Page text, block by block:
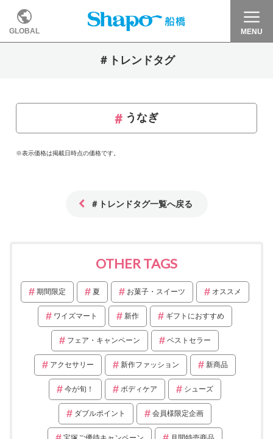
GLOBAL MENU
＃トレンドタグ
うなぎ
※表示価格は掲載日時点の価格です。
＃トレンドタグ一覧へ戻る
OTHER TAGS
期間限定 夏 お菓子・スイーツ オススメ
ワイズマート 新作 ギフトにおすすめ
フェア・キャンペーン ベストセラー
アクセサリー 新作ファッション 新商品
今が旬！ ボディケア シューズ
ダブルポイント 会員様限定企画